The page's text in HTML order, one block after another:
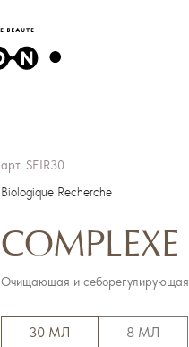
арт. SEIR30
Biologique Recherche
30 МЛ 8 МЛ
Очищающая и себорегулирующая